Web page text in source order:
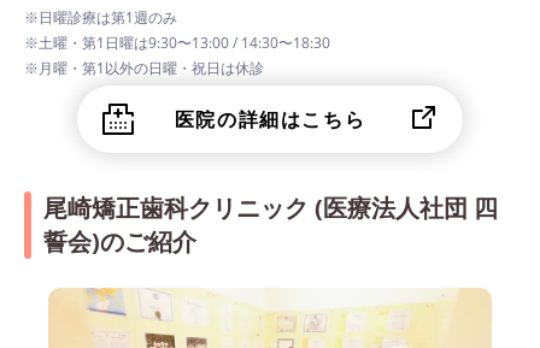
※日曜診療は第1週のみ
※土曜・第1日曜は9:30〜13:00 / 14:30〜18:30
※月曜・第1以外の日曜・祝日は休診
医院の詳細はこちら
尾崎矯正歯科クリニック (医療法人社団 四
誓会)のご紹介